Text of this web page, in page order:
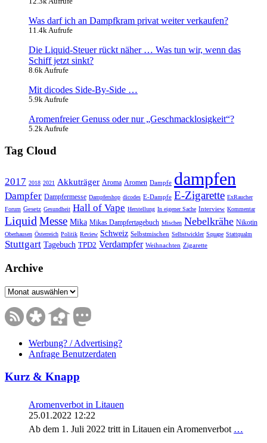
Was darf ich an Dampfkram privat weiter verkaufen?
11.4k Aufrufe
Die Liquid-Steuer rückt näher … Was tun wir, wenn das
Schiff jetzt sinkt?
8.6k Aufrufe
Mit dicodes Side-By-Side …
5.9k Aufrufe
Aromenfreier Genuss oder nur „Geschmacklosigkeit“?
5.2k Aufrufe
Tag Cloud
2017 2018 2021 Akkuträger Aroma Aromen Dampfe dampfen
Dampfer Dampfermesse Dampfershop dicodes E-Dampfe E-Zigarette ExRaucher
Forum Gesetz Gesundheit Hall of Vape Herstellung In eigener Sache Interview Kommentar
Liquid Messe Mika Mikas Dampfertagebuch Mischen Nebelkrähe Nikotin
Oberhausen Österreich Politik Review Schweiz Selbstmischen Selbstwickler Squape Stattqualm
Stuttgart Tagebuch TPD2 Verdampfer Weihnachten Zigarette
Archive
Archive
Werbung? / Advertising?
Anfrage Benutzerdaten
Kurz & Knapp
Aromenverbot in Litauen
25.01.2022 12:22
Ab dem 1. Juli 2022 tritt in Litauen ein Aromenverbot …